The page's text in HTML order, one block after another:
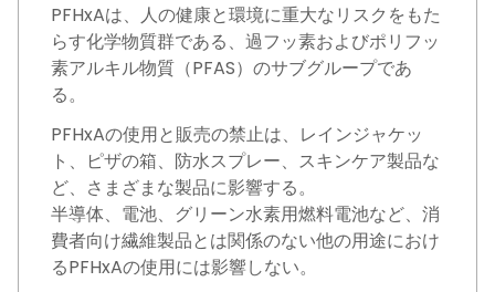
PFHxAは、人の健康と環境に重大なリスクをもた
らす化学物質群である、過フッ素およびポリフッ
素アルキル物質（PFAS）のサブグループであ
る。
PFHxAの使用と販売の禁止は、レインジャケッ
ト、ピザの箱、防水スプレー、スキンケア製品な
ど、さまざまな製品に影響する。
半導体、電池、グリーン水素用燃料電池など、消
費者向け繊維製品とは関係のない他の用途におけ
るPFHxAの使用には影響しない。